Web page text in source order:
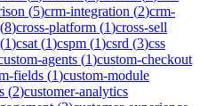
(5)crm-integration (2)crm-
8)cross-platform (1)cross-sell
(1)csat (1)cspm (1)csrd (3)css
agents (1)custom-checkout
fields (1)custom-module
(2)customer-analytics